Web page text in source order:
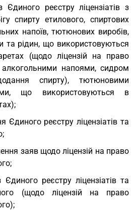
реєстру ліцензіатів з
спирту етилового, спиртових
напоїв, тютюнових виробів,
та рідин, що використовуються
(щодо ліцензій на право
алкогольними напоями, сидром
спирту), тютюновими
що використовуються в
Єдиного реєстру ліцензіатів та
заяв щодо ліцензій на право
реєстру ліцензіатів та
(щодо ліцензій на право